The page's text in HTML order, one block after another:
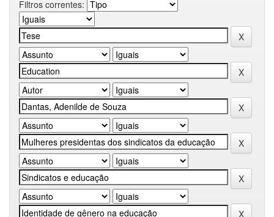
Filtros correntes: